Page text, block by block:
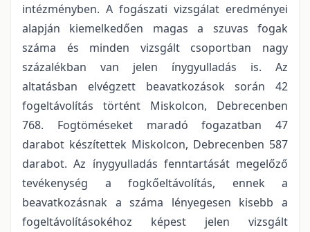
intézményben. A fogászati vizsgálat eredményei
alapján kiemelkedően magas a szuvas fogak
száma és minden vizsgált csoportban nagy
százalékban van jelen ínygyulladás is. Az
altatásban elvégzett beavatkozások során 42
fogeltávolítás történt Miskolcon, Debrecenben
768. Fogtöméseket maradó fogazatban 47
darabot készítettek Miskolcon, Debrecenben 587
darabot. Az ínygyulladás fenntartását megelőző
tevékenység a fogkőeltávolítás, ennek a
beavatkozásnak a száma lényegesen kisebb a
fogeltávolításokéhoz képest jelen vizsgált